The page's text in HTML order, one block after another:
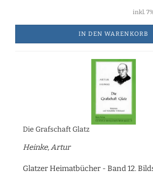
inkl.
IN DEN WARENKORB
Die Grafschaft Glatz
Heinke, Artur
Glatzer Heimatbücher - Band 12.